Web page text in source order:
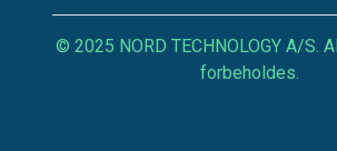
© 2025 NORD TECHNOLOGY A/S.
forbeholdes.